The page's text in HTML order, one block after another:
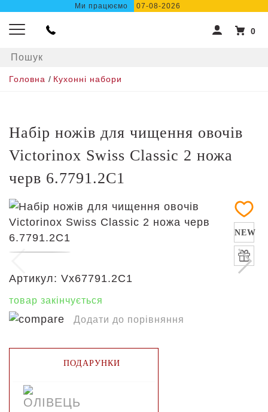
Ми працюємо 07-08-2026
0
Головна / Кухонні набори
Набір ножів для чищення овочів
Victorinox Swiss Classic 2 ножа
черв 6.7791.2C1
NEW
Артикул: Vx67791.2C1
товар закінчується
Додати до порівняння
ПОДАРУНКИ